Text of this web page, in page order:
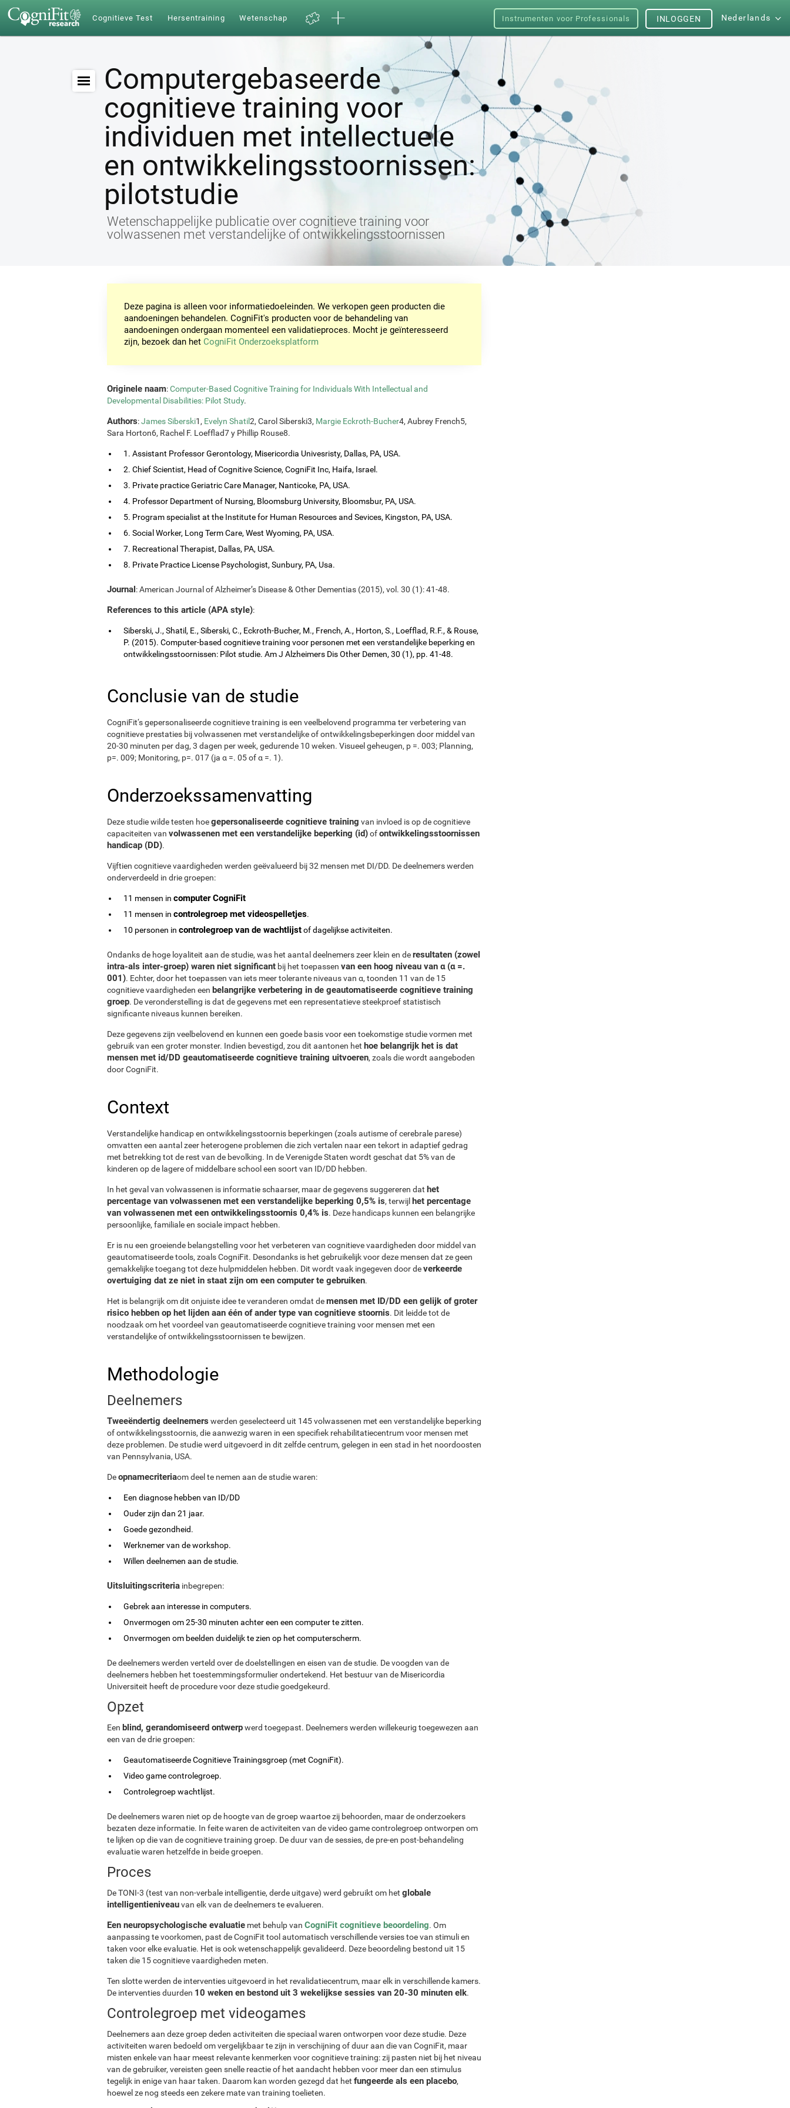
Cognitieve Test Hersentraining Wetenschap Instrumenten voor Professionals Nederlands
INLOGGEN
Computergebaseerde
cognitieve training voor
individuen met intellectuele
en ontwikkelingsstoornissen:
pilotstudie
Wetenschappelijke publicatie over cognitieve training voor
volwassenen met verstandelijke of ontwikkelingsstoornissen
Deze pagina is alleen voor informatiedoeleinden. We verkopen geen producten die
aandoeningen behandelen. CogniFit's producten voor de behandeling van
aandoeningen ondergaan momenteel een validatieproces. Mocht je geïnteresseerd
zijn, bezoek dan het CogniFit Onderzoeksplatform
Originele naam:Computer-Based Cognitive Training for Individuals With Intellectual and
Developmental Disabilities: Pilot Study.
Authors:James Siberski1, Evelyn Shatil2, Carol Siberski3, Margie Eckroth-Bucher4, Aubrey French5,
Sara Horton6, Rachel F. Loefflad7 y Phillip Rouse8.
1. Assistant Professor Gerontology, Misericordia Univesristy, Dallas, PA, USA.
2. Chief Scientist, Head of Cognitive Science, CogniFit Inc, Haifa, Israel.
3. Private practice Geriatric Care Manager, Nanticoke, PA, USA.
4. Professor Department of Nursing, Bloomsburg University, Bloomsbur, PA, USA.
5. Program specialist at the Institute for Human Resources and Sevices, Kingston, PA, USA.
6. Social Worker, Long Term Care, West Wyoming, PA, USA.
7. Recreational Therapist, Dallas, PA, USA.
8. Private Practice License Psychologist, Sunbury, PA, Usa.
Journal: American Journal of Alzheimer’s Disease & Other Dementias (2015), vol. 30 (1): 41-48.
References to this article (APA style):
Siberski, J., Shatil, E., Siberski, C., Eckroth-Bucher, M., French, A., Horton, S., Loefflad, R.F., & Rouse,
P. (2015). Computer-based cognitieve training voor personen met een verstandelijke beperking en
ontwikkelingsstoornissen: Pilot studie. Am J Alzheimers Dis Other Demen, 30 (1), pp. 41-48.
Conclusie van de studie
CogniFit‘s gepersonaliseerde cognitieve training is een veelbelovend programma ter verbetering van
cognitieve prestaties bij volwassenen met verstandelijke of ontwikkelingsbeperkingen door middel van
20-30 minuten per dag, 3 dagen per week, gedurende 10 weken. Visueel geheugen, p =. 003; Planning,
p=. 009; Monitoring, p=. 017 (ja α =. 05 of α =. 1).
Onderzoekssamenvatting
Deze studie wilde testen hoegepersonaliseerde cognitieve training van invloed is op de cognitieve
capaciteiten van volwassenen met een verstandelijke beperking (id)ofontwikkelingsstoornissen
handicap (DD).
Vijftien cognitieve vaardigheden werden geëvalueerd bij 32 mensen met DI/DD. De deelnemers werden
onderverdeeld in drie groepen:
11 mensen in computer CogniFit
11 mensen in controlegroep met videospelletjes.
10 personen in controlegroep van de wachtlijstof dagelijkse activiteiten.
Ondanks de hoge loyaliteit aan de studie, was het aantal deelnemers zeer klein en deresultaten (zowel
intra-als inter-groep) waren niet significant bij het toepassen van een hoog niveau van α (α =.
001). Echter, door het toepassen van iets meer tolerante niveaus van α, toonden 11 van de 15
cognitieve vaardigheden een belangrijke verbetering in de geautomatiseerde cognitieve training
groep. De veronderstelling is dat de gegevens met een representatieve steekproef statistisch
significante niveaus kunnen bereiken.
Deze gegevens zijn veelbelovend en kunnen een goede basis voor een toekomstige studie vormen met
gebruik van een groter monster. Indien bevestigd, zou dit aantonen het hoe belangrijk het is dat
mensen met id/DD geautomatiseerde cognitieve training uitvoeren, zoals die wordt aangeboden
door CogniFit.
Context
Verstandelijke handicap en ontwikkelingsstoornis beperkingen (zoals autisme of cerebrale parese)
omvatten een aantal zeer heterogene problemen die zich vertalen naar een tekort in adaptief gedrag
met betrekking tot de rest van de bevolking. In de Verenigde Staten wordt geschat dat 5% van de
kinderen op de lagere of middelbare school een soort van ID/DD hebben.
In het geval van volwassenen is informatie schaarser, maar de gegevens suggereren dat het
percentage van volwassenen met een verstandelijke beperking 0,5% is, terwijl het percentage
van volwassenen met een ontwikkelingsstoornis 0,4% is. Deze handicaps kunnen een belangrijke
persoonlijke, familiale en sociale impact hebben.
Er is nu een groeiende belangstelling voor het verbeteren van cognitieve vaardigheden door middel van
geautomatiseerde tools, zoals CogniFit. Desondanks is het gebruikelijk voor deze mensen dat ze geen
gemakkelijke toegang tot deze hulpmiddelen hebben. Dit wordt vaak ingegeven door deverkeerde
overtuiging dat ze niet in staat zijn om een computer te gebruiken.
Het is belangrijk om dit onjuiste idee te veranderen omdat demensen met ID/DD een gelijk of groter
risico hebben op het lijden aan één of ander type van cognitieve stoornis. Dit leidde tot de
noodzaak om het voordeel van geautomatiseerde cognitieve training voor mensen met een
verstandelijke of ontwikkelingsstoornissen te bewijzen.
Methodologie
Deelnemers
Tweeëndertig deelnemers werden geselecteerd uit 145 volwassenen met een verstandelijke beperking
of ontwikkelingsstoornis, die aanwezig waren in een specifiek rehabilitatiecentrum voor mensen met
deze problemen. De studie werd uitgevoerd in dit zelfde centrum, gelegen in een stad in het noordoosten
van Pennsylvania, USA.
Deopnamecriteriaom deel te nemen aan de studie waren:
Een diagnose hebben van ID/DD
Ouder zijn dan 21 jaar.
Goede gezondheid.
Werknemer van de workshop.
Willen deelnemen aan de studie.
Uitsluitingscriteria inbegrepen:
Gebrek aan interesse in computers.
Onvermogen om 25-30 minuten achter een een computer te zitten.
Onvermogen om beelden duidelijk te zien op het computerscherm.
De deelnemers werden verteld over de doelstellingen en eisen van de studie. De voogden van de
deelnemers hebben het toestemmingsformulier ondertekend. Het bestuur van de Misericordia
Universiteit heeft de procedure voor deze studie goedgekeurd.
Opzet
Een blind, gerandomiseerd ontwerpwerd toegepast. Deelnemers werden willekeurig toegewezen aan
een van de drie groepen:
Geautomatiseerde Cognitieve Trainingsgroep (met CogniFit).
Video game controlegroep.
Controlegroep wachtlijst.
De deelnemers waren niet op de hoogte van de groep waartoe zij behoorden, maar de onderzoekers
bezaten deze informatie. In feite waren de activiteiten van de video game controlegroep ontworpen om
te lijken op die van de cognitieve training groep. De duur van de sessies, de pre-en post-behandeling
evaluatie waren hetzelfde in beide groepen.
Proces
De TONI-3 (test van non-verbale intelligentie, derde uitgave) werd gebruikt om het globale
intelligentieniveauvan elk van de deelnemers te evalueren.
Een neuropsychologische evaluatie met behulp van CogniFit cognitieve beoordeling. Om
aanpassing te voorkomen, past de CogniFit tool automatisch verschillende versies toe van stimuli en
taken voor elke evaluatie. Het is ook wetenschappelijk gevalideerd. Deze beoordeling bestond uit 15
taken die 15 cognitieve vaardigheden meten.
Ten slotte werden de interventies uitgevoerd in het revalidatiecentrum, maar elk in verschillende kamers.
De interventies duurden 10 weken en bestond uit 3 wekelijkse sessies van 20-30 minuten elk.
Controlegroep met videogames
Deelnemers aan deze groep deden activiteiten die speciaal waren ontworpen voor deze studie. Deze
activiteiten waren bedoeld om vergelijkbaar te zijn in verschijning of duur aan die van CogniFit, maar
misten enkele van haar meest relevante kenmerken voor cognitieve training: zij pasten niet bij het niveau
van de gebruiker, vereisten geen snelle reactie of het aandacht hebben voor meer dan een stimulus
tegelijk in enige van haar taken. Daarom kan worden gezegd dat het fungeerde als een placebo,
hoewel ze nog steeds een zekere mate van training toelieten.